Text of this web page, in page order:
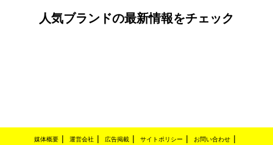
人気ブランドの最新情報をチェック
媒体概要 運営会社 広告掲載 サイトポリシー お問い合わせ